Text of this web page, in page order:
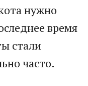
нужно
время
стали
часто.